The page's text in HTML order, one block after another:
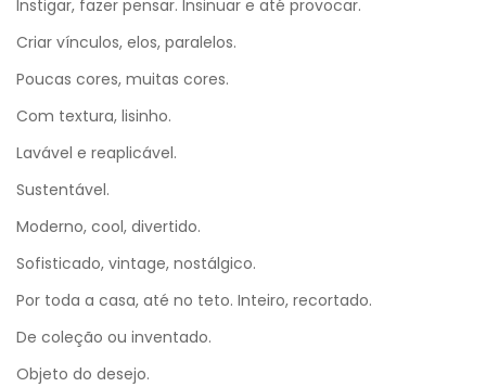
Instigar, fazer pensar. Insinuar e até provocar.
Criar vínculos, elos, paralelos.
Poucas cores, muitas cores.
Com textura, lisinho.
Lavável e reaplicável.
Sustentável.
Moderno, cool, divertido.
Sofisticado, vintage, nostálgico.
Por toda a casa, até no teto. Inteiro, recortado.
De coleção ou inventado.
Objeto do desejo.